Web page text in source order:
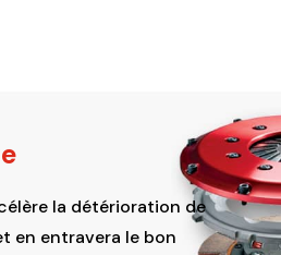
la détérioration de
en entravera le bon